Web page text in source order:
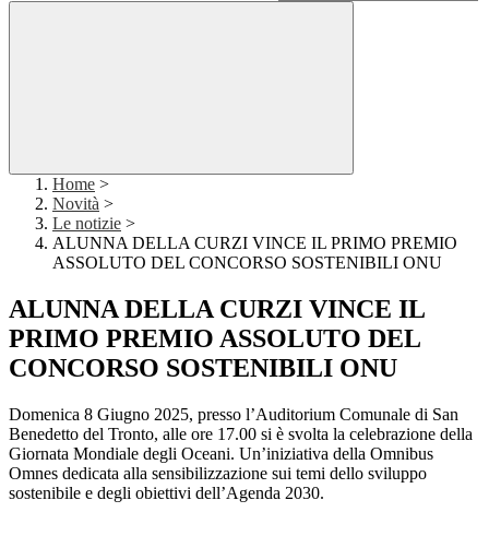
Home >
Novità >
Le notizie >
ALUNNA DELLA CURZI VINCE IL PRIMO PREMIO
ASSOLUTO DEL CONCORSO SOSTENIBILI ONU
ALUNNA DELLA CURZI VINCE IL
PRIMO PREMIO ASSOLUTO DEL
CONCORSO SOSTENIBILI ONU
Domenica 8 Giugno 2025, presso l’Auditorium Comunale di San
Benedetto del Tronto, alle ore 17.00 si è svolta la celebrazione della
Giornata Mondiale degli Oceani. Un’iniziativa della Omnibus
Omnes dedicata alla sensibilizzazione sui temi dello sviluppo
sostenibile e degli obiettivi dell’Agenda 2030.